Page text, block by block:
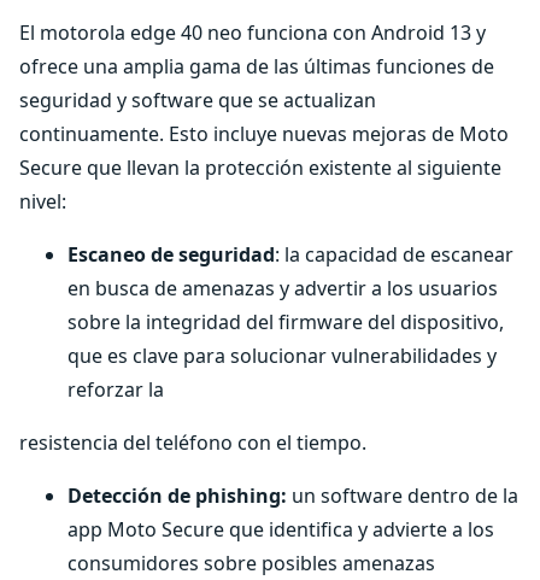
El motorola edge 40 neo funciona con Android 13 y
ofrece una amplia gama de las últimas funciones de
seguridad y software que se actualizan
continuamente. Esto incluye nuevas mejoras de Moto
Secure que llevan la protección existente al siguiente
nivel:
Escaneo de seguridad: la capacidad de escanear
en busca de amenazas y advertir a los usuarios
sobre la integridad del firmware del dispositivo,
que es clave para solucionar vulnerabilidades y
reforzar la
resistencia del teléfono con el tiempo.
Detección de phishing: un software dentro de la
app Moto Secure que identifica y advierte a los
consumidores sobre posibles amenazas